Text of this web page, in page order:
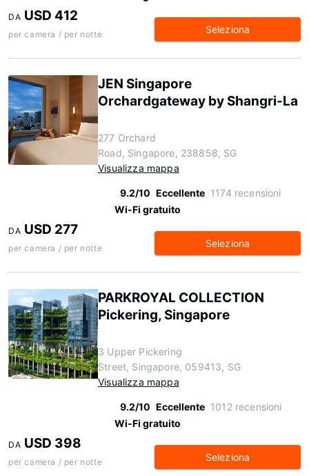
DA USD 412
per camera / per notte Seleziona
JEN Singapore
Orchardgateway by Shangri-La
277 Orchard
Road, Singapore, 238858, SG
Visualizza mappa
9.2/10 Eccellente 1174 recensioni
Wi-Fi gratuito
DA USD 277
per camera / per notte Seleziona
PARKROYAL COLLECTION
Pickering, Singapore
3 Upper Pickering
Street, Singapore, 059413, SG
Visualizza mappa
9.2/10 Eccellente 1012 recensioni
Wi-Fi gratuito
DA USD 398
per camera / per notte Seleziona